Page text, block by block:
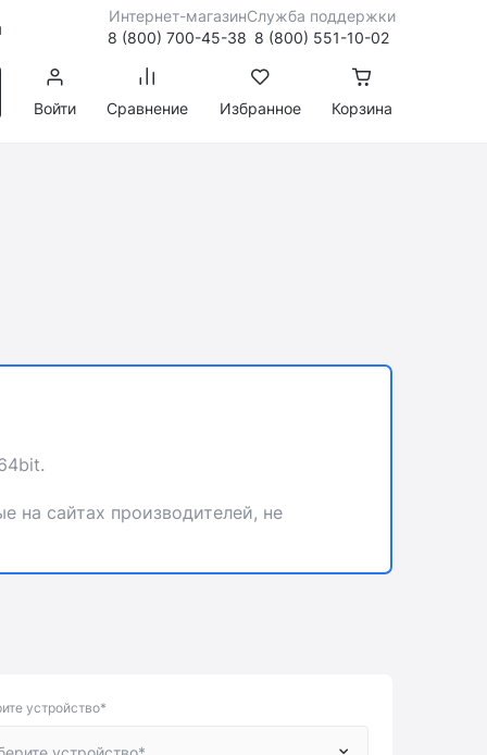
Интернет-магазин
8 (800) 700-45-38
Служба поддержки
8 (800) 551-10-02
Войти
Сравнение Избранное Корзина
на сайтах производителей, не
устройство*